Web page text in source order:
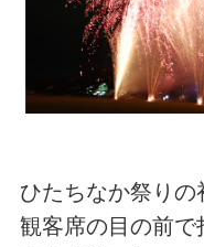
ひたちなか祭りの
観客席の目の前で